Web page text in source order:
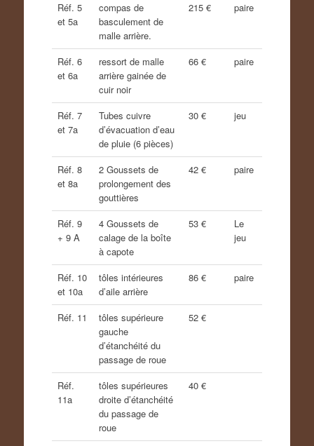
Réf. 5
et 5a
compas de
basculement de
malle arrière.
215 € paire
Réf. 6
et 6a
ressort de malle
arrière gainée de
cuir noir
66 € paire
Réf. 7
et 7a
Tubes cuivre
d’évacuation d’eau
de pluie (6 pièces)
30 € jeu
Réf. 8
et 8a
2 Goussets de
prolongement des
gouttières
42 € paire
Réf. 9
+ 9 A
4 Goussets de
calage de la boîte
à capote
53 €
Le
jeu
Réf. 10
et 10a
tôles intérieures
d’aile arrière
86 € paire
Réf. 11
tôles supérieure
gauche
d’étanchéité du
passage de roue
52 €
Réf.
11a
tôles supérieures
droite d’étanchéité
du passage de
roue
40 €